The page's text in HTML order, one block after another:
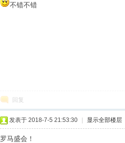
不错不错
回复
发表于 2018-7-5 21:53:30 显示全部楼层
罗马盛会！